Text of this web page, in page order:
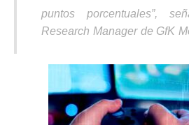
puntos porcentuales”,
Research Manager de GfK